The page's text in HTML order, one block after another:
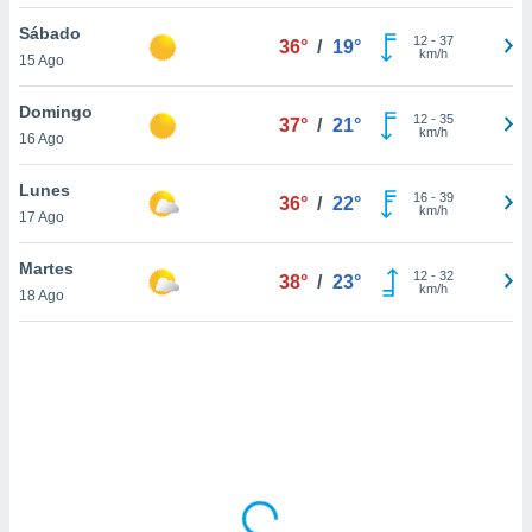
de
sitio
de que
sean
para
ni para
Sábado
15 Ago
36° / 19° 12- 37
km/h
Domingo
16 Ago
37° / 21° 12- 35
km/h
Lunes
17 Ago
36° / 22° 16- 39
km/h
Martes
18 Ago
38° / 23° 12- 32
km/h